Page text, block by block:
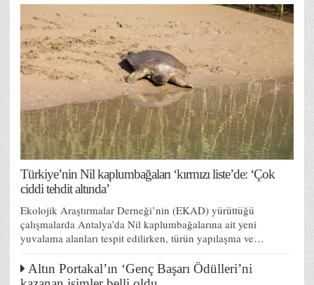
Türkiye’nin Nil kaplumbağaları ‘kırmızı liste’de: ‘Çok
ciddi tehdit altında’
Ekolojik Araştırmalar Derneği’nin (EKAD) yürüttüğü
çalışmalarda Antalya’da Nil kaplumbağalarına ait yeni
yuvalama alanları tespit edilirken, türün yapılaşma ve…
Altın Portakal’ın ‘Genç Başarı Ödülleri’ni